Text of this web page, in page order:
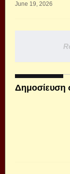
June 19, 2026
Δημοσίευση